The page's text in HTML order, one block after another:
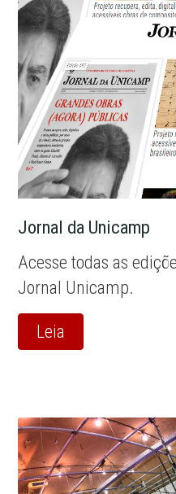
Jornal da Unicamp
Acesse todas as
Jornal Unicamp.
Leia